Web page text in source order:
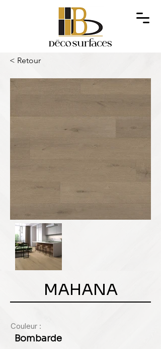
< Retour
MAHANA
Couleur :
Bombarde